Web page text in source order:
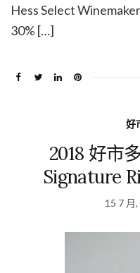
Hess Select
30% […]
好
2018 好市
Signature
15 7 月